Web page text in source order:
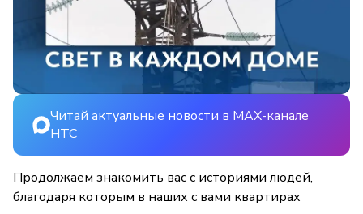
Читай актуальные новости в MAX-канале
НТС
Продолжаем знакомить вас с историями людей,
благодаря которым в наших с вами квартирах